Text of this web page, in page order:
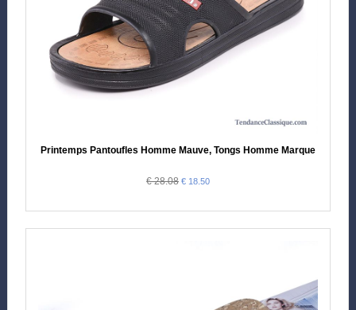
Printemps Pantoufles Homme Mauve, Tongs Homme Marque
€ 28.08 € 18.50